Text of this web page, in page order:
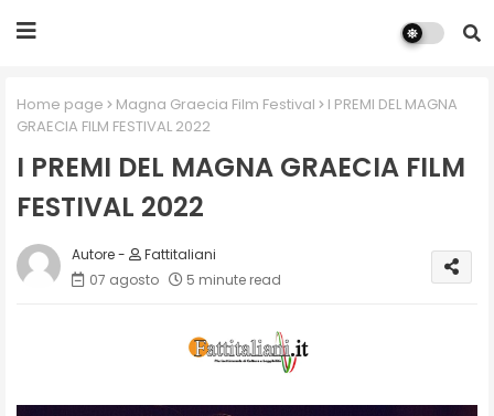
Home page Magna Graecia Film Festival
I PREMI DEL MAGNA
GRAECIA FILM FESTIVAL 2022
I PREMI DEL MAGNA GRAECIA FILM
FESTIVAL 2022
Fattitaliani
07 agosto
5 minute read